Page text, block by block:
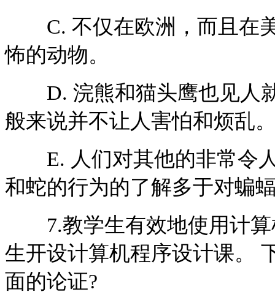
C. 不仅在欧洲，而且在美
怖的动物。
D. 浣熊和猫头鹰也见人就
般来说并不让人害怕和烦乱
E. 人们对其他的非常令人
和蛇的行为的了解多于对蝙
7.教学生有效地使用计算
生开设计算机程序设计课。
面的论证?